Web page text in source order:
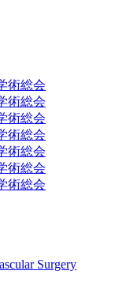
術総会
術総会
術総会
術総会
術総会
術総会
術総会
Surgery